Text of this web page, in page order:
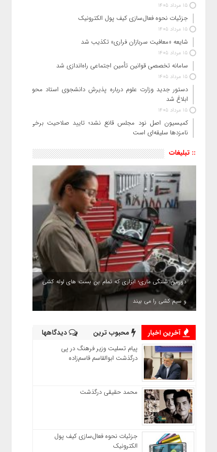
15 مرداد 1405
جزئیات نحوه فعال‌سازی کیف پول الکترونیک
15 مرداد 1405
شایعه «معافیت سربازان فراری» تکذیب شد
15 مرداد 1405
سامانه تخصصی قوانین تأمین اجتماعی راه‌اندازی شد
15 مرداد 1405
دستور جدید وزارت علوم درباره پذیرش دانشجوی استاد محور
ابلاغ شد
15 مرداد 1405
کمیسیون اصل نود مجلس قانع نشد؛ تایید صلاحیت برخی
نامزدها سلیقه‌ای است
:: تبلیغات
دوربین شلنگی ماری؛ ابزاری که تمام بن بست های لوله کشی
و سیم کشی را می بیند
آخرین اخبار محبوب ترین دیدگاهها
پیام تسلیت وزیر فرهنگ در پی
درگذشت ابوالقاسم قاسم‌زاده
محمد حقیقی درگذشت
جزئیات نحوه فعال‌سازی کیف پول
الکترونیک